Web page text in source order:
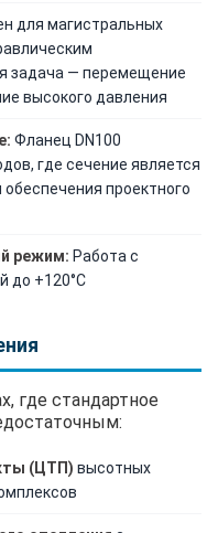
для магистральных
задача — перемещение
высокого давления
Фланец DN100
где сечение является
проектного
режим: Работа с
до +120°C
где стандартное
(ЦТП) высотных